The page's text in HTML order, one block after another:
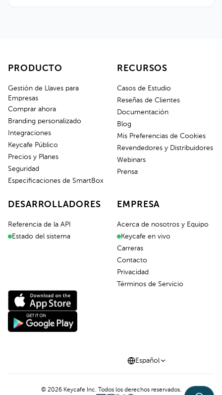
PRODUCTO
Gestión de Llaves para
Empresas
Comprar ahora
Branding personalizado
Integraciones
Keycafe Público
Precios y Planes
Seguridad
Especificaciones de SmartBox
RECURSOS
Casos de Estudio
Reseñas de Clientes
Documentación
Blog
Mis Preferencias de Cookies
Revendedores y Distribuidores
Webinars
Prensa
DESARROLLADORES
Referencia de la API
Estado del sistema
EMPRESA
Acerca de nosotros y Equipo
Keycafe en vivo
Carreras
Contacto
Privacidad
Términos de Servicio
Español
© 2026 Keycafe Inc. Todos los derechos reservados.